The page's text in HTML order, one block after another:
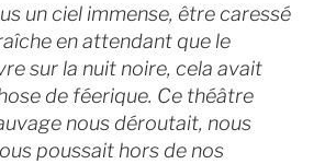
un ciel immense, être caressé
en attendant que le
sur la nuit noire, cela avait
de féerique. Ce théâtre
nous déroutait, nous
poussait hors de nos